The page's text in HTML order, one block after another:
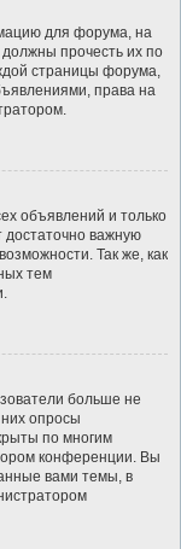
для форума, на
прочесть их по
страницы форума,
права на
объявлений и только
достаточно важную
Так же, как
тем
больше не
опросы
по многим
конференции. Вы
вами темы, в